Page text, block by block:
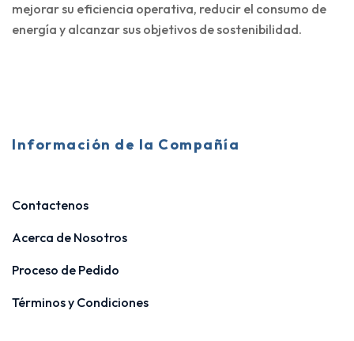
mejorar su eficiencia operativa, reducir el consumo de
energía y alcanzar sus objetivos de sostenibilidad.
Información de la Compañía
Contactenos
Acerca de Nosotros
Proceso de Pedido
Términos y Condiciones